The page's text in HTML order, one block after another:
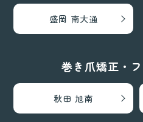
盛岡 南大通
巻き爪矯正・
秋田 旭南